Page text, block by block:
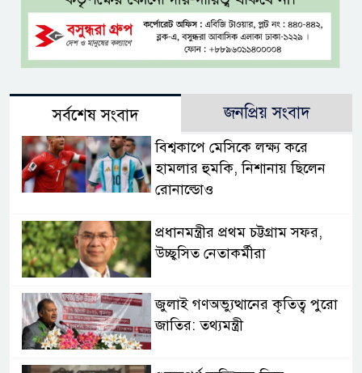
সর্বশেষ সংবাদ জনপ্রিয় সংবাদ
বিশ্বকাপে মেসিকে লক্ষ্য করে
হামলার হুমকি, নিশানায় ছিলেন
রোনাল্ডোও
প্রধানমন্ত্রীর প্রথম চট্টগ্রাম সফর,
উচ্ছ্বসিত নেতাকর্মীরা
জুলাই গণঅভ্যুত্থানের কৃতিত্ব পুরো
জাতির: তথ্যমন্ত্রী